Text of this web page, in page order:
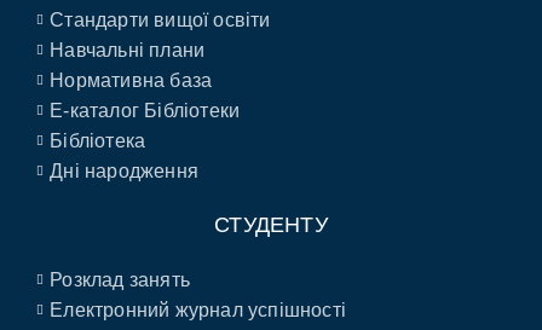
Стандарти вищої освіти
Навчальні плани
Нормативна база
E-каталог Бібліотеки
Бібліотека
Дні народження
СТУДЕНТУ
Розклад занять
Електронний журнал успішності